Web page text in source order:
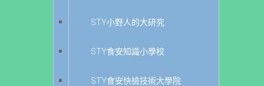
STY小野人的大研究
STY食安知識小學校
STY食安快檢技術大學院